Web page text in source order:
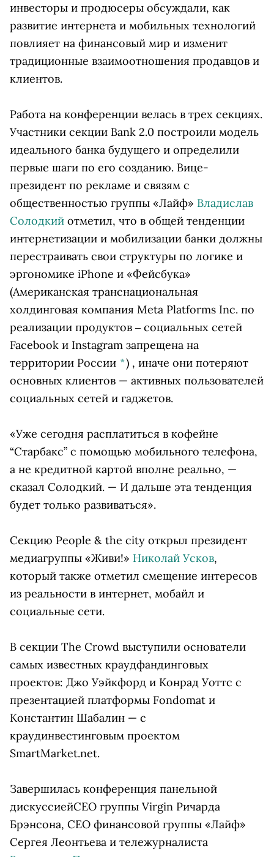
инвесторы и продюсеры обсуждали, как
развитие интернета и мобильных технологий
повлияет на финансовый мир и изменит
традиционные взаимоотношения продавцов и
клиентов.
Работа на конференции велась в трех секциях.
Участники секции Bank 2.0 построили модель
идеального банка будущего и определили
первые шаги по его созданию. Вице-
президент по рекламе и связям с
общественностью группы «Лайф» Владислав
Солодкий отметил, что в общей тенденции
интернетизации и мобилизации банки должны
перестраивать свои структуры по логике и
эргономике iPhone и «Фейсбука»
(Американская транснациональная
холдинговая компания Meta Platforms Inc. по
реализации продуктов ‒ социальных сетей
Facebook и Instagram запрещена на
территории России *) , иначе они потеряют
основных клиентов — активных пользователей
социальных сетей и гаджетов.
«Уже сегодня расплатиться в кофейне
“Старбакс” с помощью мобильного телефона,
а не кредитной картой вполне реально, —
сказал Солодкий. — И дальше эта тенденция
будет только развиваться».
Секцию People & the city открыл президент
медиагруппы «Живи!» Николай Усков,
который также отметил смещение интересов
из реальности в интернет, мобайл и
социальные сети.
В секции The Crowd выступили основатели
самых известных краудфандинговых
проектов: Джо Уэйкфорд и Конрад Уоттс с
презентацией платформы Fondomat и
Константин Шабалин — с
краудинвестинговым проектом
SmartMarket.net.
Завершилась конференция панельной
дискуссиейСЕО группы Virgin Ричарда
Брэнсона, СЕО финансовой группы «Лайф»
Сергея Леонтьева и тележурналиста